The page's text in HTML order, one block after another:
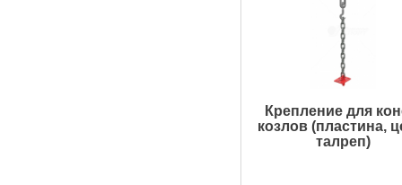
Крепление для
козлов (пластина,
талреп)